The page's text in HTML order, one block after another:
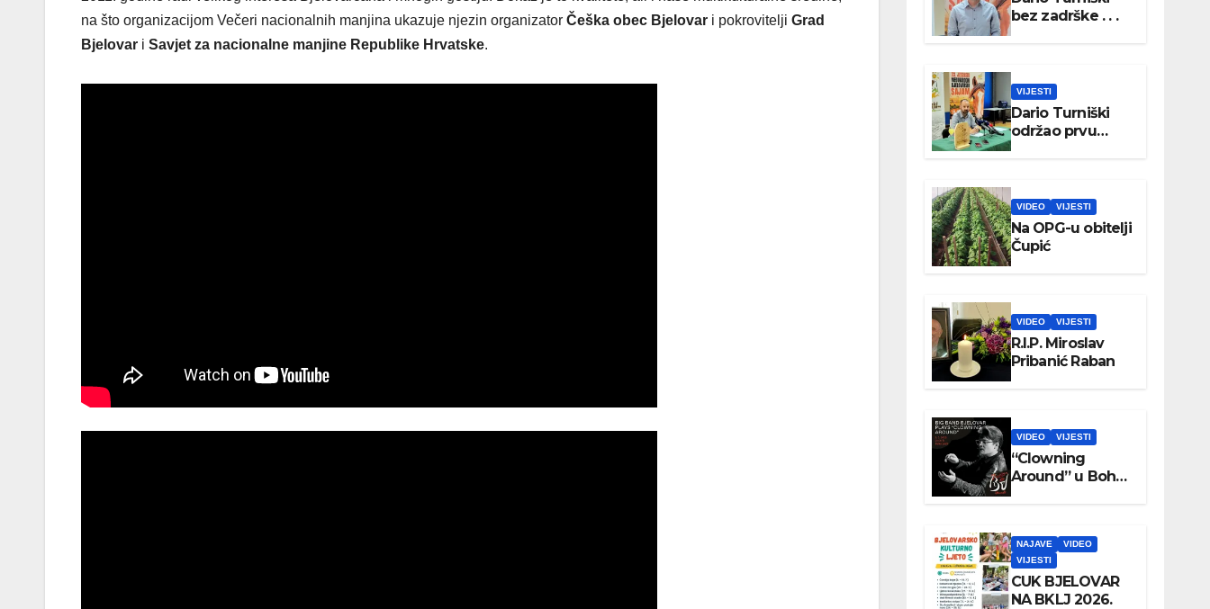
na što organizacijom Večeri nacionalnih manjina ukazuje njezin organizator Češka obec Bjelovar i pokrovitelji Grad
Bjelovar i Savjet za nacionalne manjine Republike Hrvatske.
bez zadrške . . .
VIJESTI
Dario Turniški
održao prvu
konferenciju za
VIDEO VIJESTI
Na OPG-u obitelji
Čupić
VIDEO VIJESTI
R.I.P. Miroslav
Pribanić Raban
VIDEO VIJESTI
“Clowning
Around” u Boho
parku
NAJAVE
VIDEO
VIJESTI
CUK BJELOVAR
NA BKLJ 2026.